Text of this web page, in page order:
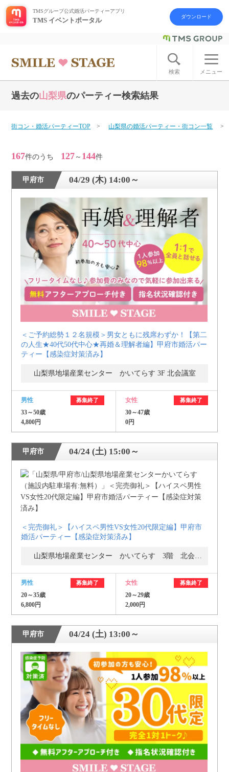
ログイン アカウント登録
はじめての方へ
今週の婚活パーティー
婚活パーティーの流れ
よくあるご質問
アフターアプローチとは
お問い合わせ
利用規約
個人情報保護方針
子どもの安全基準に関するポリシーlaunch
公式アカウントで最新情報を配信中！
の中から
個人情報保護のため
プライバシーマークを取得しております
TMSグループ公式婚活パーティーアプリ
TMS イベントポータル ダウンロード
検索 メニュー
過去の山梨県のパーティー検索結果
街コン・婚活パーティーTOP 山梨県の婚活パーティー・街コン一覧
167件のうち 127 ～ 144件
甲府市 04/29 (木) 14:00～
＜ご予約総勢１２名規模＞男女ともに残席わずか！【第二
の人生★40代50代中心★再婚＆理解者編】甲府市婚活パー
ティー【感染症対策済み】
山梨県地場産業センター かいてらす 3F 北会議室
男性 募集終了
33～50歳
4,800円
女性 募集終了
30～47歳
0円
甲府市 04/24 (土) 15:00～
＜完売御礼＞【ハイスペ男性VS女性20代限定編】甲府市
婚活パーティー【感染症対策済み】
山梨県地場産業センター かいてらす 3階 北会議室
男性 募集終了
20～35歳
6,800円
女性 募集終了
20～29歳
2,000円
甲府市 04/24 (土) 13:00～